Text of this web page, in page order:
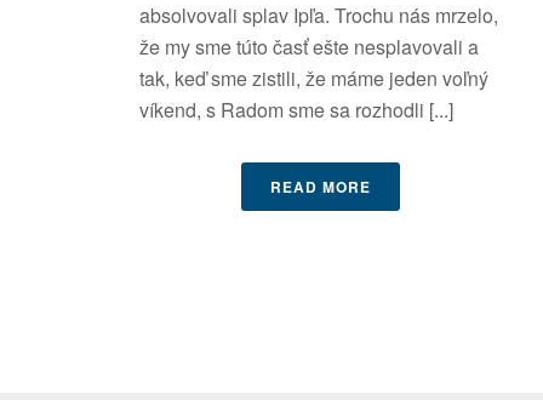
absolvovali splav Ipľa. Trochu nás mrzelo,
že my sme túto časť ešte nesplavovali a
tak, keď sme zistili, že máme jeden voľný
víkend, s Radom sme sa rozhodli [...]
READ MORE